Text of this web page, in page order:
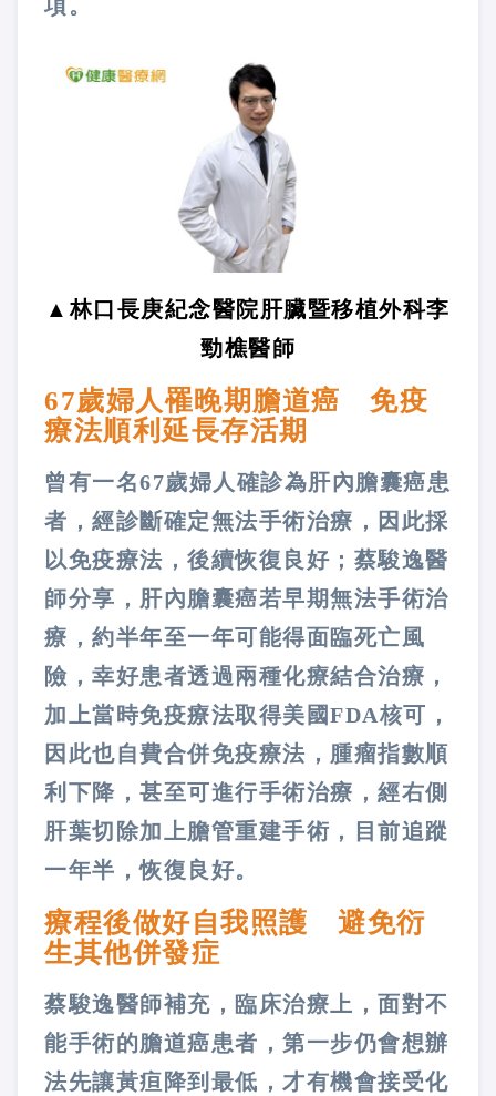
項。
▲林口長庚紀念醫院肝臟暨移植外科李
勁樵醫師
67歲婦人罹晚期膽道癌 免疫
療法順利延長存活期
曾有一名67歲婦人確診為肝內膽囊癌患
者，經診斷確定無法手術治療，因此採
以免疫療法，後續恢復良好；蔡駿逸醫
師分享，肝內膽囊癌若早期無法手術治
療，約半年至一年可能得面臨死亡風
險，幸好患者透過兩種化療結合治療，
加上當時免疫療法取得美國FDA核可，
因此也自費合併免疫療法，腫瘤指數順
利下降，甚至可進行手術治療，經右側
肝葉切除加上膽管重建手術，目前追蹤
一年半，恢復良好。
療程後做好自我照護 避免衍
生其他併發症
蔡駿逸醫師補充，臨床治療上，面對不
能手術的膽道癌患者，第一步仍會想辦
法先讓黃疸降到最低，才有機會接受化